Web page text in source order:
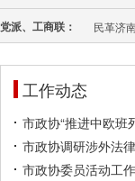
党派、工商联： 民革济
工作动态
市政协“推进中欧班
市政协调研涉外法
市政协委员活动工